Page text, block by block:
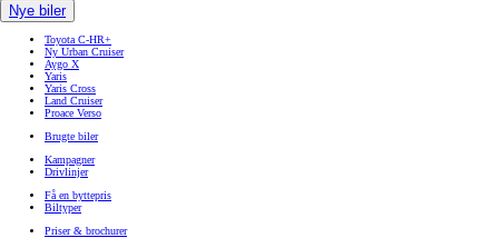
Nye biler
Toyota C-HR+
Ny Urban Cruiser
Aygo X
Yaris
Yaris Cross
Land Cruiser
Proace Verso
Brugte biler
Kampagner
Drivlinjer
Få en byttepris
Biltyper
Priser & brochurer